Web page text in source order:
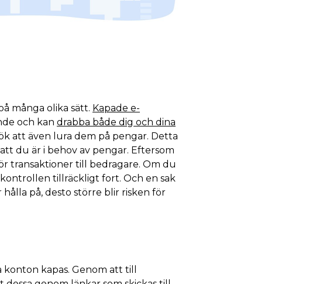
många olika sätt. Kapade e-
och kan drabba både dig och dina
att även lura dem på pengar. Detta
du är i behov av pengar. Eftersom
transaktioner till bedragare. Om du
tillräckligt fort. Och en sak
på, desto större blir risken för
kapas. Genom att till